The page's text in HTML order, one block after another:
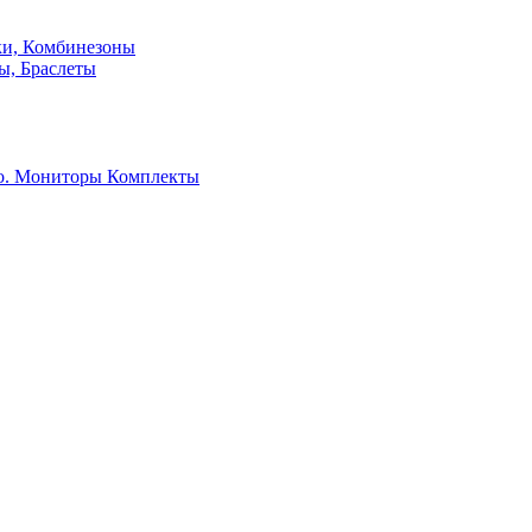
Комбинезоны
Браслеты
Мониторы Комплекты